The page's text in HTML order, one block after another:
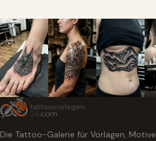
Die Tattoo-Galerie für Vorlagen, Motive